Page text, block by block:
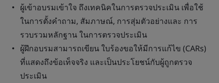
ผู้เข้าอบรมเข้าใจ ถึงเทคนิคในการตรวจประเมิน เพื่อใช้
ในการตั้งคำถาม, สัมภาษณ์, การสุ่มตัวอย่างและ การ
รวบรวมหลักฐาน ในการตรวจประเมิน
ผู้ฝึกอบรมสามารถเขียน ใบร้องขอให้มีการแก้ไข (CARs)
ที่แสดงถึงข้อเท็จจริง และเป็นประโยชน์กับผู้ถูกตรวจ
ประเมิน